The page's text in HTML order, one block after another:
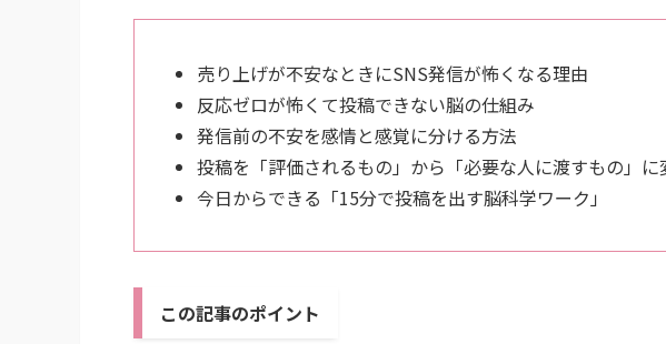
売り上げが不安なときにSNS発信が怖くなる理由
反応ゼロが怖くて投稿できない脳の仕組み
発信前の不安を感情と感覚に分ける方法
投稿を「評価されるもの」から「必要な人に渡すもの」
今日からできる「15分で投稿を出す脳科学ワーク」
この記事のポイント